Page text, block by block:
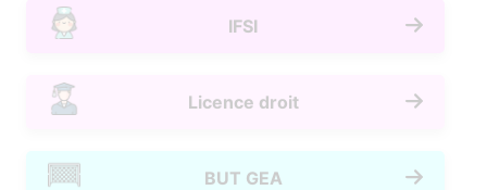
IFSI
Licence droit
BUT GEA